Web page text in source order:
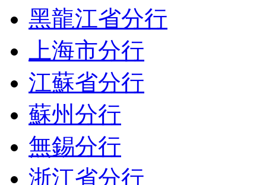
黑龍江省分行
上海市分行
江蘇省分行
蘇州分行
無錫分行
浙江省分行